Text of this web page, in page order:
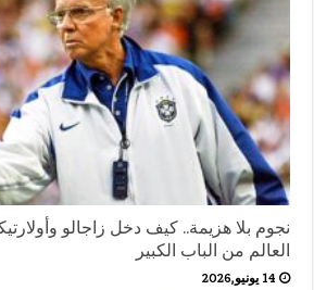
نجوم بلا هزيمة.. كيف دخل زاجالو
العالم من الباب الكبير
14 يونيو,2026